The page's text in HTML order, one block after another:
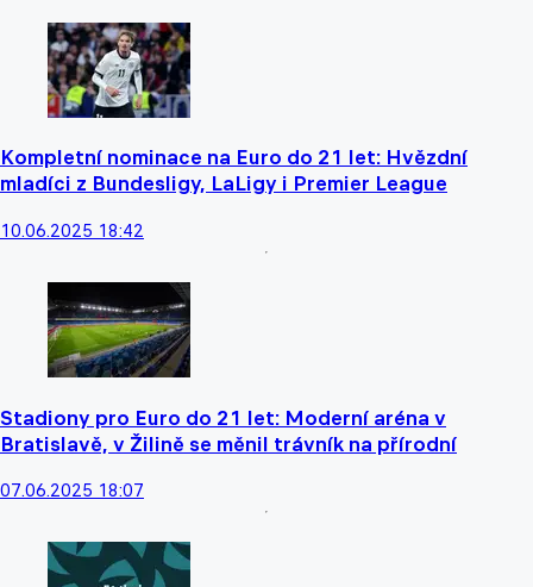
Kompletní nominace na Euro do 21 let: Hvězdní
mladíci z Bundesligy, LaLigy i Premier League
10.06.2025 18:42
Stadiony pro Euro do 21 let: Moderní aréna v
Bratislavě, v Žilině se měnil trávník na přírodní
07.06.2025 18:07